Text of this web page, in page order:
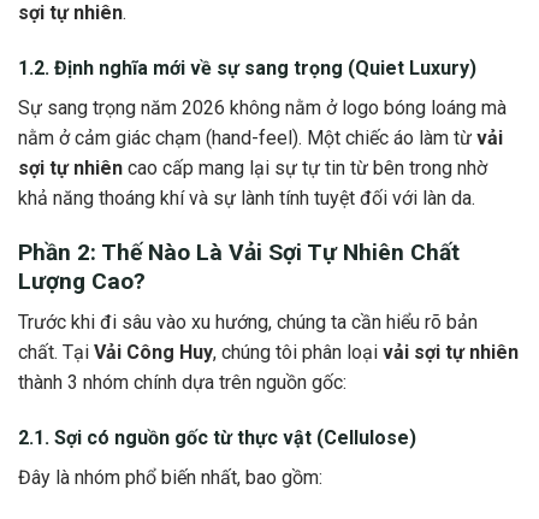
sợi tự nhiên.
1.2. Định nghĩa mới về sự sang trọng (Quiet Luxury)
Sự sang trọng năm 2026 không nằm ở logo bóng loáng mà
nằm ở cảm giác chạm (hand-feel). Một chiếc áo làm từ vải
sợi tự nhiên cao cấp mang lại sự tự tin từ bên trong nhờ
khả năng thoáng khí và sự lành tính tuyệt đối với làn da.
Phần 2: Thế Nào Là Vải Sợi Tự Nhiên Chất
Lượng Cao?
Trước khi đi sâu vào xu hướng, chúng ta cần hiểu rõ bản
chất. Tại Vải Công Huy, chúng tôi phân loại vải sợi tự nhiên
thành 3 nhóm chính dựa trên nguồn gốc:
2.1. Sợi có nguồn gốc từ thực vật (Cellulose)
Đây là nhóm phổ biến nhất, bao gồm: